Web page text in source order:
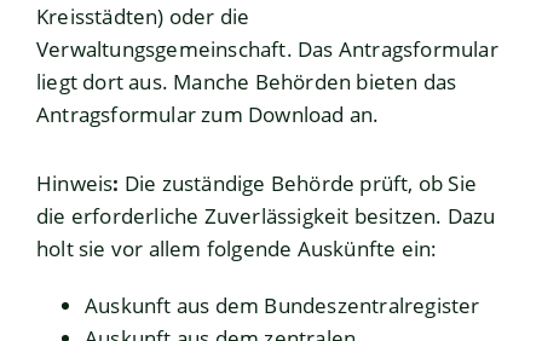
Kreisstädten) oder die
Verwaltungsgemeinschaft. Das Antragsformular
liegt dort aus. Manche Behörden bieten das
Antragsformular zum Download an.
Hinweis: Die zuständige Behörde prüft, ob Sie
die erforderliche Zuverlässigkeit besitzen. Dazu
holt sie vor allem folgende Auskünfte ein:
Auskunft aus dem Bundeszentralregister